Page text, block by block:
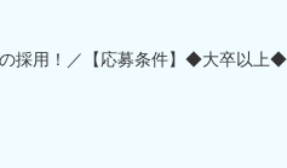
の採用！／【応募条件】◆大卒以